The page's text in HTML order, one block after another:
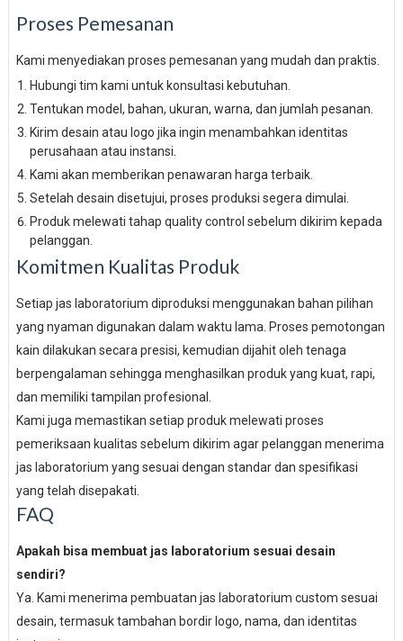
Proses Pemesanan
Kami menyediakan proses pemesanan yang mudah dan praktis.
Hubungi tim kami untuk konsultasi kebutuhan.
Tentukan model, bahan, ukuran, warna, dan jumlah pesanan.
Kirim desain atau logo jika ingin menambahkan identitas
perusahaan atau instansi.
Kami akan memberikan penawaran harga terbaik.
Setelah desain disetujui, proses produksi segera dimulai.
Produk melewati tahap quality control sebelum dikirim kepada
pelanggan.
Komitmen Kualitas Produk
Setiap jas laboratorium diproduksi menggunakan bahan pilihan
yang nyaman digunakan dalam waktu lama. Proses pemotongan
kain dilakukan secara presisi, kemudian dijahit oleh tenaga
berpengalaman sehingga menghasilkan produk yang kuat, rapi,
dan memiliki tampilan profesional.
Kami juga memastikan setiap produk melewati proses
pemeriksaan kualitas sebelum dikirim agar pelanggan menerima
jas laboratorium yang sesuai dengan standar dan spesifikasi
yang telah disepakati.
FAQ
Apakah bisa membuat jas laboratorium sesuai desain
sendiri?
Ya. Kami menerima pembuatan jas laboratorium custom sesuai
desain, termasuk tambahan bordir logo, nama, dan identitas